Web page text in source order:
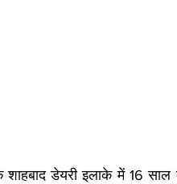
के शाहबाद डेयरी इलाके में 16